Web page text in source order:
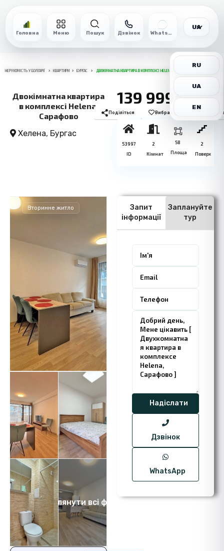
Головна Меню Пошук Дзвінок WhatsApp
UA
RU
UA
EN
НЕРУХОМІСТЬ У БОЛГАРІЇ КВАРТИРИ БУРГАС ДВОКІМНАТНА КВАРТИРА В КОМПЛЕКСІ HELENA, САРАФОВО
Двокімнатна квартира
в комплексі Helena,
Сарафово
Хелена, Бургас
139 999€
Поділіться Вибране
53997
ID
2
Кімнат
58
Площа
2
Поверх
Переглянути всі фото 12
Вторинне житло
Запит
інформації
Заплануйте
тур
Дзвінок
WhatsApp